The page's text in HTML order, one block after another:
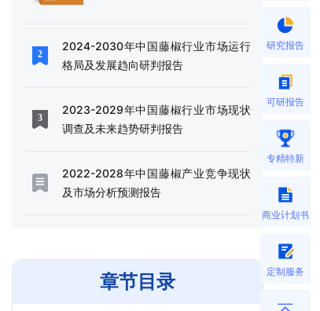
2024-2030年中国藤椒行业市场运行
格局及发展趋向研判报告
2023-2029年中国藤椒行业市场现状
调查及未来趋势研判报告
2022-2028年中国藤椒产业竞争现状
及市场分析预测报告
章节目录
研究报告
可研报告
专精特新
商业计划书
定制服务